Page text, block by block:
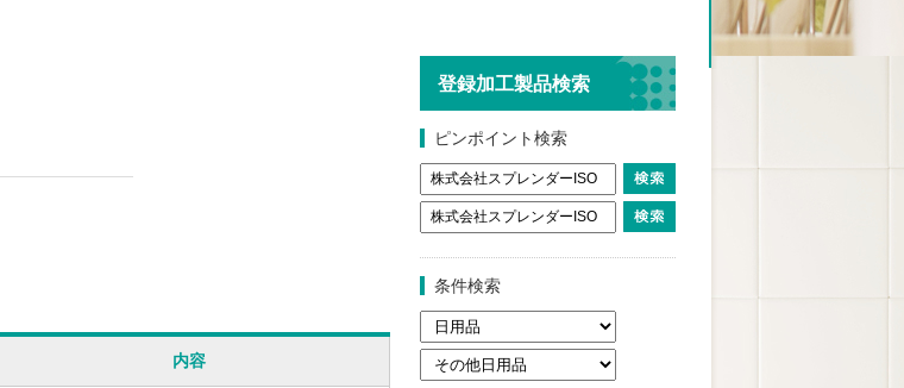
内容
登録加工製品検索
ピンポイント検索
条件検索